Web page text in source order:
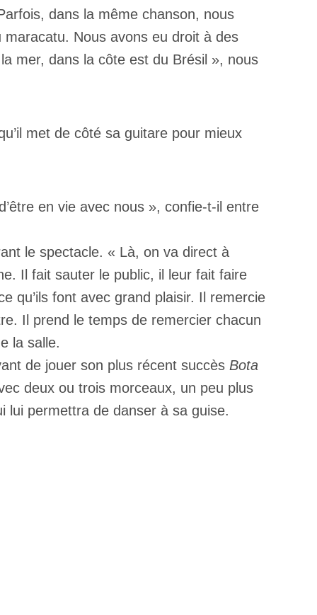
dans la même chanson, nous
Nous avons eu droit à des
mer, dans la côte est du Brésil », nous
met de côté sa guitare pour mieux
en vie avec nous », confie-t-il entre
le spectacle. « Là, on va direct à
Il fait sauter le public, il leur fait faire
qu’ils font avec grand plaisir. Il remercie
Il prend le temps de remercier chacun
la salle.
de jouer son plus récent succès Bota
deux ou trois morceaux, un peu plus
lui permettra de danser à sa guise.